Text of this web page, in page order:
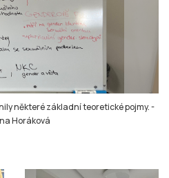
některé základní teoretické pojmy.-
Horáková